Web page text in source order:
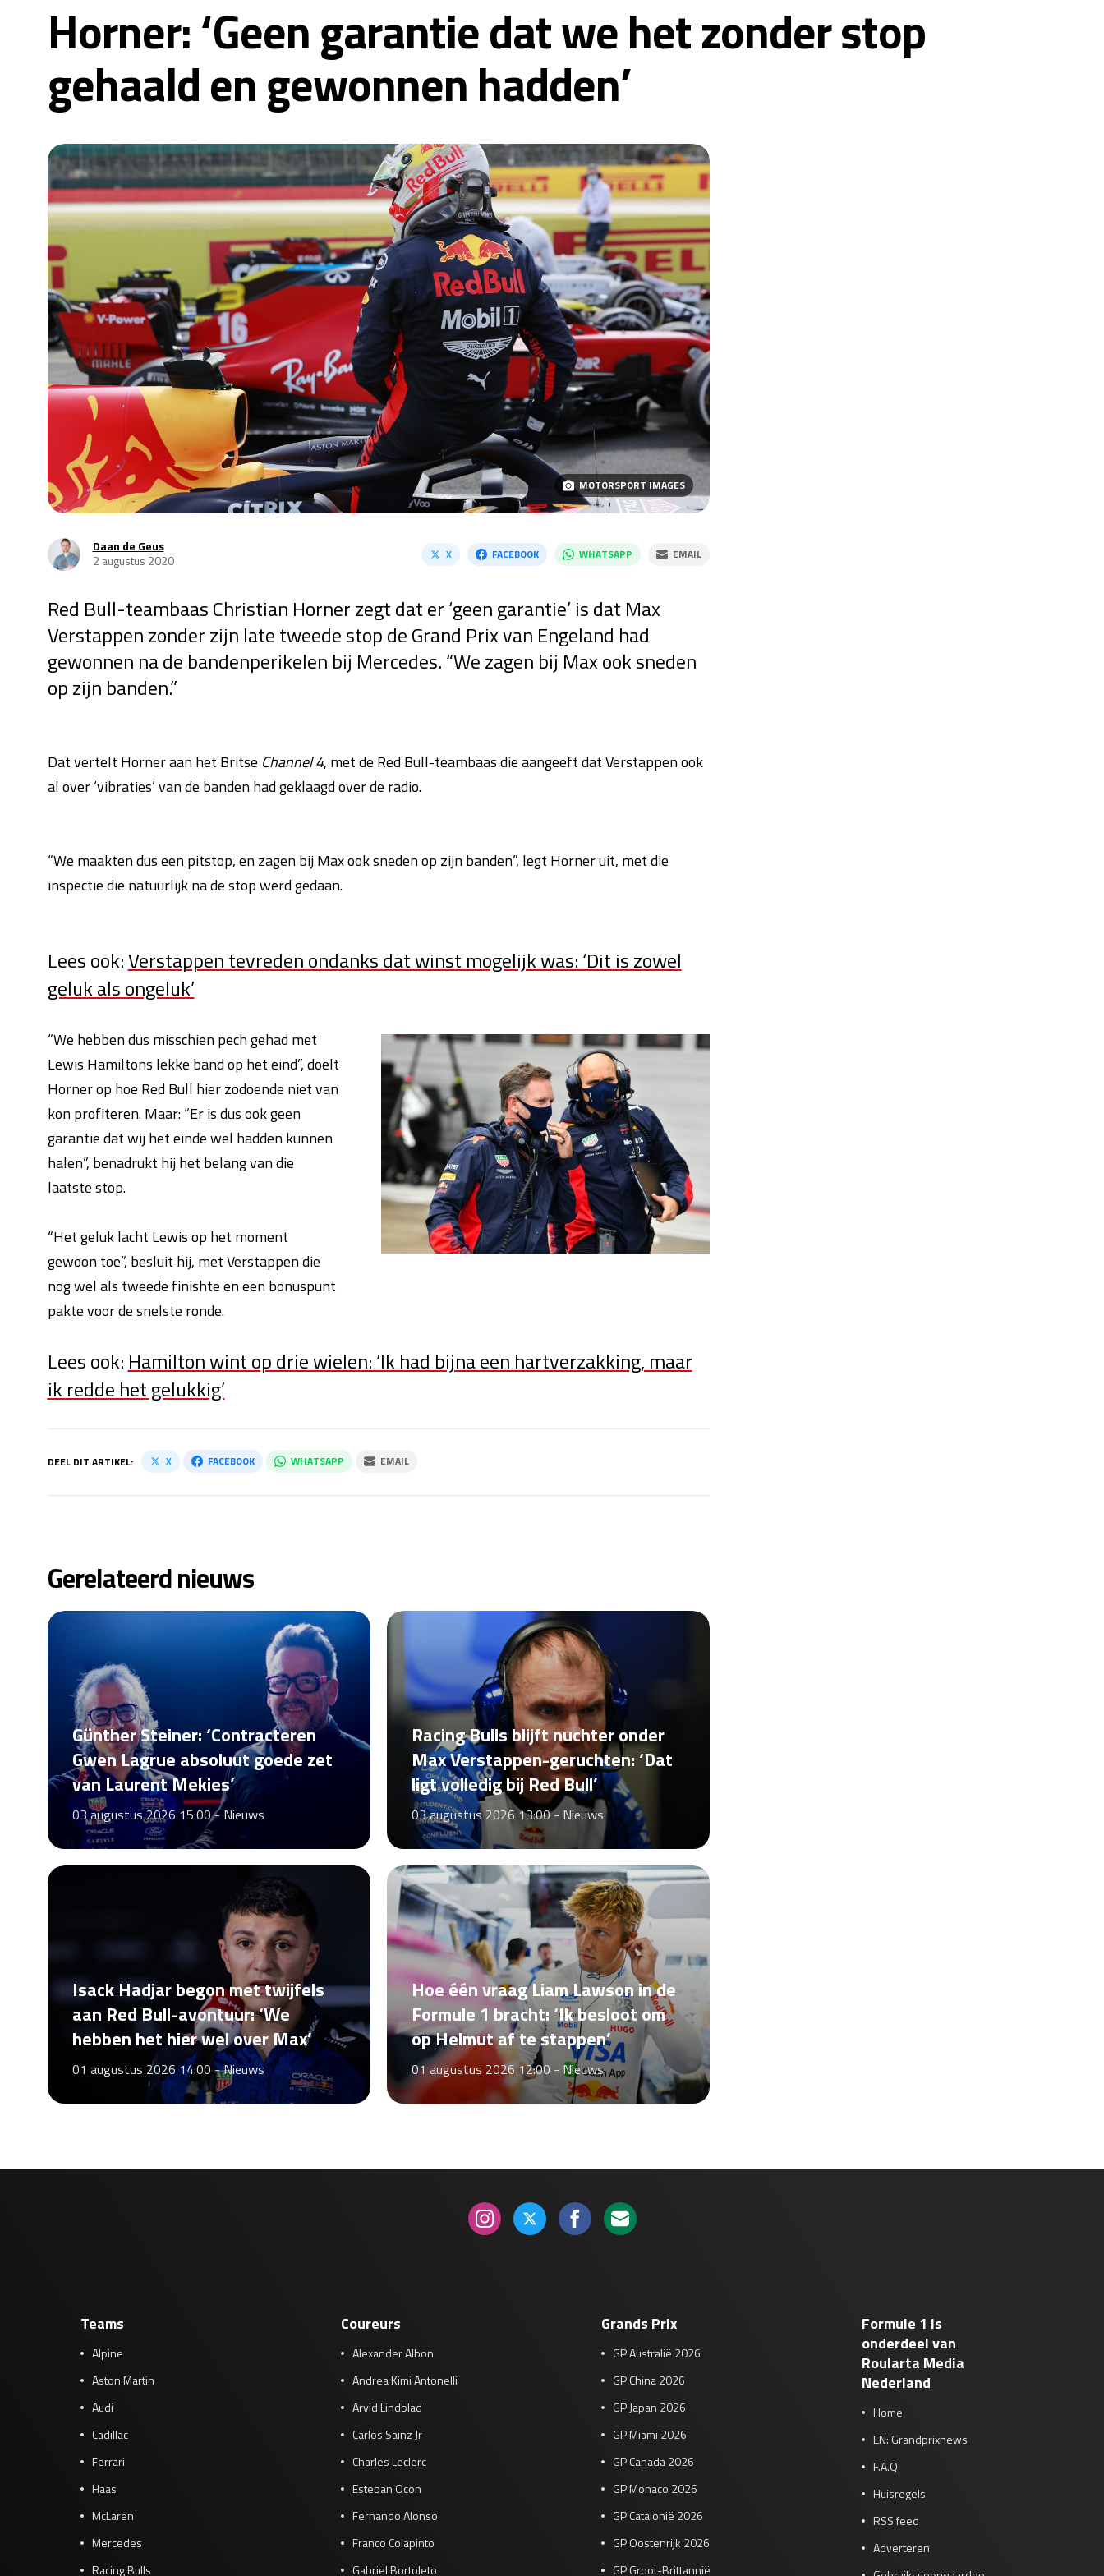
Horner: ‘Geen garantie dat we het zonder stop
gehaald en gewonnen hadden’
MOTORSPORT IMAGES
Daan de Geus
2 augustus 2020
X FACEBOOK WHATSAPP EMAIL
Red Bull-teambaas Christian Horner zegt dat er ‘geen garantie’ is dat Max
Verstappen zonder zijn late tweede stop de Grand Prix van Engeland had
gewonnen na de bandenperikelen bij Mercedes. “We zagen bij Max ook sneden
op zijn banden.”
Dat vertelt Horner aan het Britse Channel 4, met de Red Bull-teambaas die aangeeft dat Verstappen ook
al over ‘vibraties’ van de banden had geklaagd over de radio.
“We maakten dus een pitstop, en zagen bij Max ook sneden op zijn banden”, legt Horner uit, met die
inspectie die natuurlijk na de stop werd gedaan.
Lees ook:Verstappen tevreden ondanks dat winst mogelijk was: ‘Dit is zowel
geluk als ongeluk’
“We hebben dus misschien pech gehad met
Lewis Hamiltons lekke band op het eind”, doelt
Horner op hoe Red Bull hier zodoende niet van
kon profiteren. Maar: “Er is dus ook geen
garantie dat wij het einde wel hadden kunnen
halen”, benadrukt hij het belang van die
laatste stop.
“Het geluk lacht Lewis op het moment
gewoon toe”, besluit hij, met Verstappen die
nog wel als tweede finishte en een bonuspunt
pakte voor de snelste ronde.
Lees ook: Hamilton wint op drie wielen: ‘Ik had bijna een hartverzakking, maar
ik redde het gelukkig’
DEEL DIT ARTIKEL: X FACEBOOK WHATSAPP EMAIL
Gerelateerd nieuws
Günther Steiner: ‘Contracteren
Gwen Lagrue absoluut goede zet
van Laurent Mekies’
03 augustus 2026 15:00 -Nieuws
Racing Bulls blijft nuchter onder
Max Verstappen-geruchten: ‘Dat
ligt volledig bij Red Bull’
03 augustus 2026 13:00 - Nieuws
Isack Hadjar begon met twijfels
aan Red Bull-avontuur: ‘We
hebben het hier wel over Max’
01 augustus 2026 14:00 -Nieuws
Hoe één vraag Liam Lawson in de
Formule 1 bracht: ‘Ik besloot om
op Helmut af te stappen’
01 augustus 2026 12:00 - Nieuws
Teams
Alpine
Aston Martin
Audi
Cadillac
Ferrari
Haas
McLaren
Mercedes
Racing Bulls
Coureurs
Alexander Albon
Andrea Kimi Antonelli
Arvid Lindblad
Carlos Sainz Jr
Charles Leclerc
Esteban Ocon
Fernando Alonso
Franco Colapinto
Gabriel Bortoleto
Grands Prix
GP Australië 2026
GP China 2026
GP Japan 2026
GP Miami 2026
GP Canada 2026
GP Monaco 2026
GP Catalonië 2026
GP Oostenrijk 2026
GP Groot-Brittannië
Formule 1 is
onderdeel van
Roularta Media
Nederland
Home
EN: Grandprixnews
F.A.Q.
Huisregels
RSS feed
Adverteren